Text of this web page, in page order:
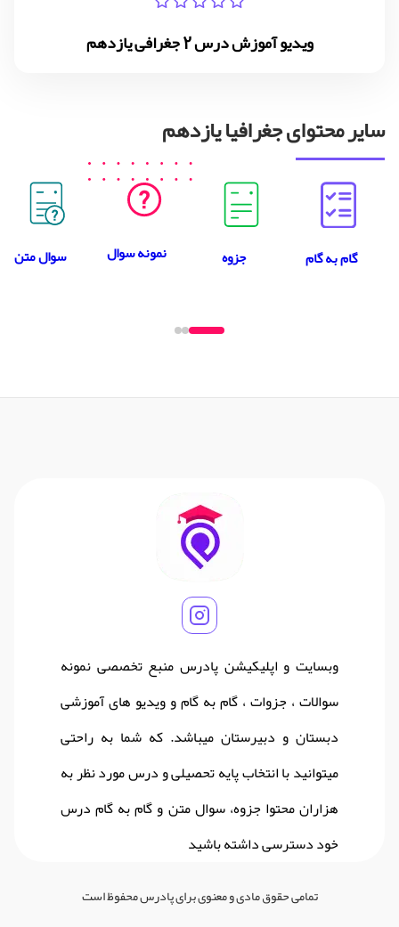
ویدیو آموزش درس 2 جغرافی یازدهم
سایر محتوای جغرافیا یازدهم
گام به گام جزوه نمونه سوال سوال متن
وبسایت و اپلیکیشن پادرس منبع تخصصی نمونه
سوالات ، جزوات ، گام به گام و ویدیو های آموزشی
دبستان و دبیرستان میباشد. که شما به راحتی
میتوانید با انتخاب پایه تحصیلی و درس مورد نظر به
هزاران محتوا جزوه، سوال متن و گام به گام درس
خود دسترسی داشته باشید
تمامی حقوق مادی و معنوی برای پادرس محفوظ است